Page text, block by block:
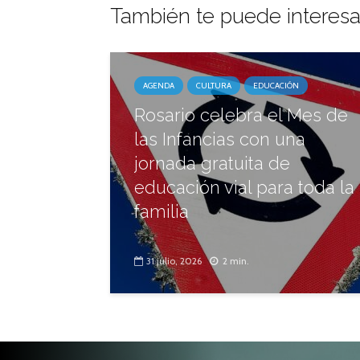
También te puede
AGENDA CULTURA EDUCACIÓN
Rosario celebra el Mes de
las Infancias con una
jornada gratuita de
educación vial para toda la
familia
31 julio, 2026 2 min.